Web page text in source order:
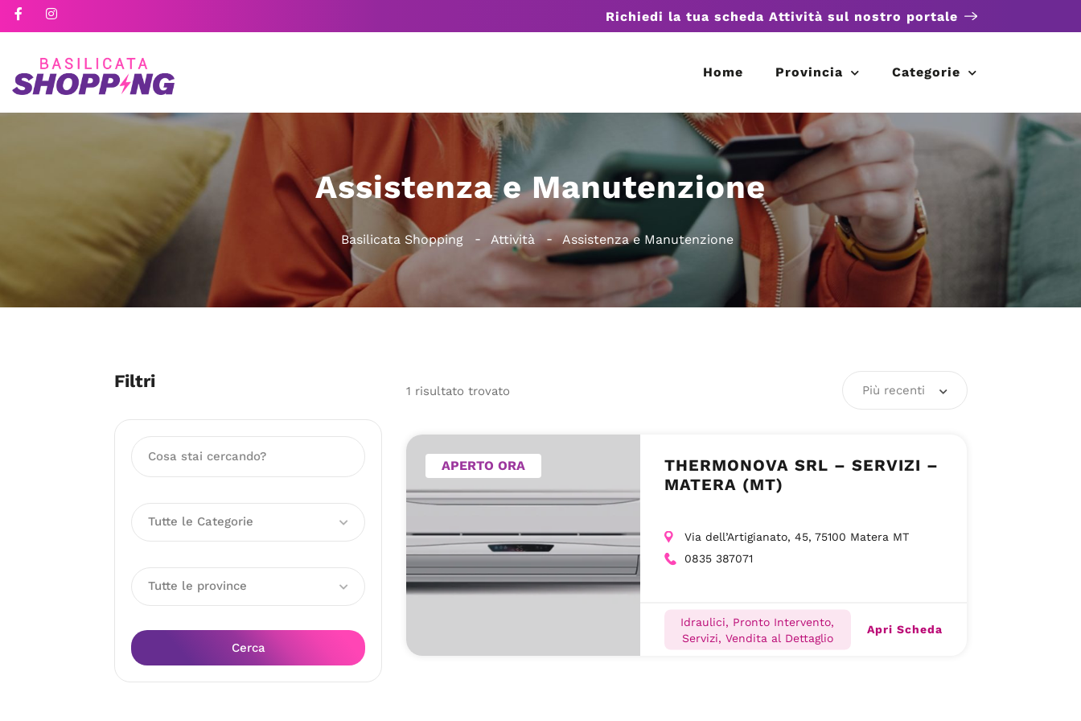
Richiedi la tua scheda Attività sul nostro portale
Home Provincia Categorie
Assistenza e Manutenzione
Basilicata Shopping Attività Assistenza e Manutenzione
Filtri
Tutte le Categorie
Tutte le province
Cerca
1 risultato trovato Più recenti
APERTO ORA
THERMONOVA SRL – SERVIZI –
MATERA (MT)
Via dell’Artigianato, 45, 75100 Matera MT
0835 387071
Idraulici, Pronto Intervento,
Servizi, Vendita al Dettaglio
Apri Scheda